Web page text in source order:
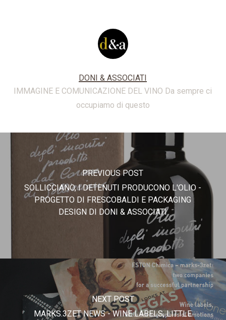
DONI & ASSOCIATI
IMMAGINE E COMUNICAZIONE DEL VINO Da sempre ci
occupiamo di questo
PREVIOUS POST
SOLLICCIANO, I DETENUTI PRODUCONO L'OLIO -
PROGETTO DI FRESCOBALDI E PACKAGING
DESIGN DI DONI & ASSOCIATI
NEXT POST
MARKS.3ZET NEWS - WINE LABELS, LITTLE